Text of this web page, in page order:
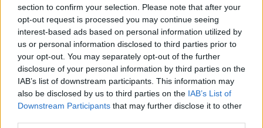
section to confirm your selection. Please note that after your
opt-out request is processed you may continue seeing
interest-based ads based on personal information utilized by
us or personal information disclosed to third parties prior to
your opt-out. You may separately opt-out of the further
disclosure of your personal information by third parties on the
IAB’s list of downstream participants. This information may
also be disclosed by us to third parties on the IAB’s List of
Downstream Participants that may further disclose it to other
Ελλάδα|03.05.2025 12:00
Αλόννησος: ΕΔΕ για το σπάσιμο του
κάβου την ώρα της επιβίβασης - Με
εντολή Κικίλα απομακρύνεται ο
λιμενάρχης του νησιού